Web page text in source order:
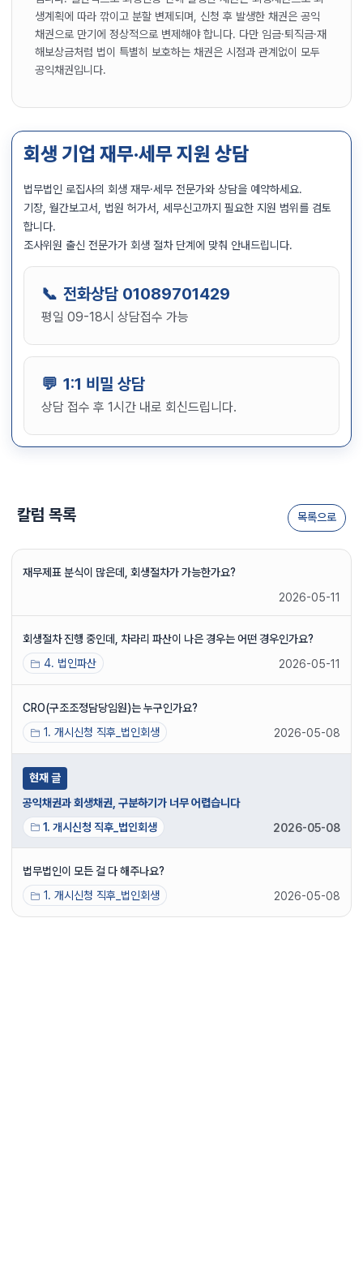
생계획에 따라 깎이고 분할 변제되며, 신청 후 발생한 채권은 공익
채권으로 만기에 정상적으로 변제해야 합니다. 다만 임금·퇴직금·재
해보상금처럼 법이 특별히 보호하는 채권은 시점과 관계없이 모두
공익채권입니다.
회생 기업 재무·세무 지원 상담
법무법인 로집사의 회생 재무·세무 전문가와 상담을 예약하세요.
기장, 월간보고서, 법원 허가서, 세무신고까지 필요한 지원 범위를 검토
합니다.
조사위원 출신 전문가가 회생 절차 단계에 맞춰 안내드립니다.
전화상담 01089701429
평일 09-18시 상담접수 가능
1:1 비밀 상담
상담 접수 후 1시간 내로 회신드립니다.
칼럼 목록 목록으로
재무제표 분식이 많은데, 회생절차가 가능한가요?
2026-05-11
회생절차 진행 중인데, 차라리 파산이 나은 경우는 어떤 경우인가요?
4. 법인파산
2026-05-11
CRO(구조조정담당임원)는 누구인가요?
1. 개시신청 직후_법인회생
2026-05-08
현재 글
공익채권과 회생채권, 구분하기가 너무 어렵습니다
1. 개시신청 직후_법인회생
2026-05-08
법무법인이 모든 걸 다 해주나요?
1. 개시신청 직후_법인회생
2026-05-08